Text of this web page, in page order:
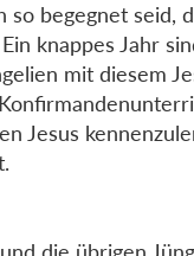
so begegnet seid,
knappes Jahr
mit diesem
Jesus